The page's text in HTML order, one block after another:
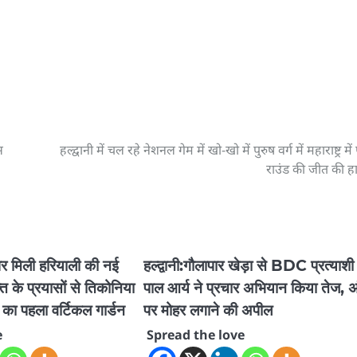
हल्द्वानी में चल रहे नेशनल गेम में खो-खो में पुरुष वर्ग में महाराष्ट्र
राउंड की जीत की
मिली हरियाली की नई
प्रयासों से तिकोनिया
पहला वर्टिकल गार्डन
हल्द्वानी:गौलापार खेड़ा से BDC
पाल आर्य ने प्रचार अभियान किया तेज,
पर मोहर लगाने की अपील
Spread the love